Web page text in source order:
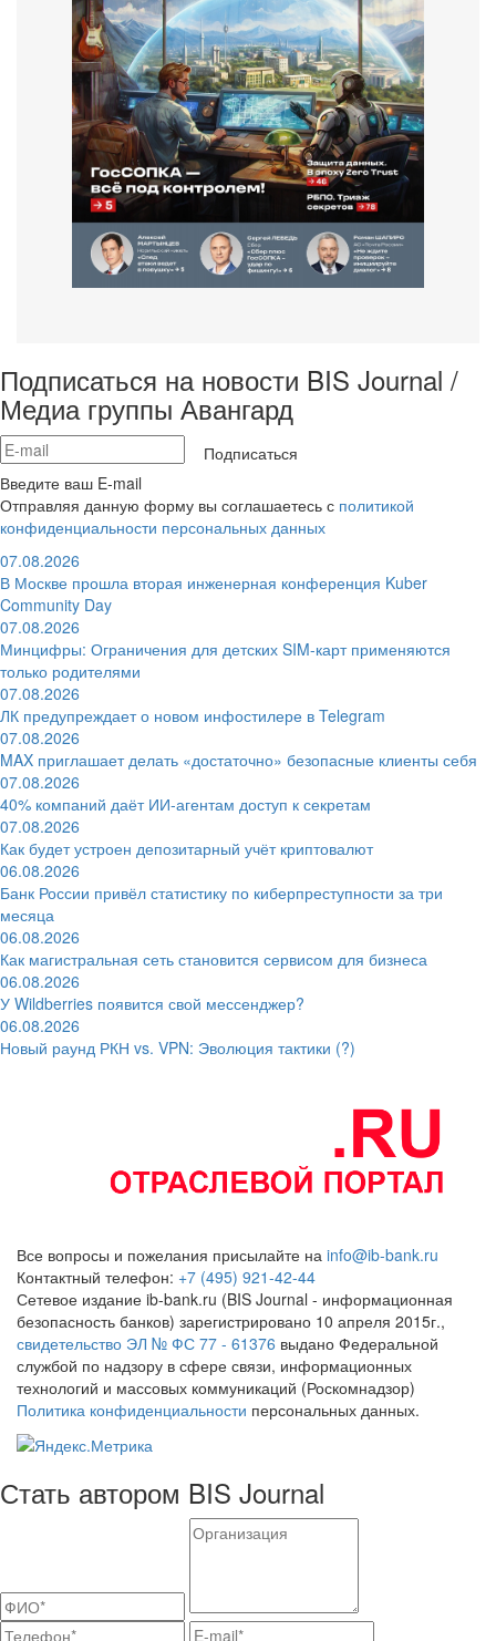
Подписаться на новости BIS Journal /
Медиа группы Авангард
Подписаться
Введите ваш E-mail
Отправляя данную форму вы соглашаетесь с политикой
конфиденциальности персональных данных
07.08.2026
В Москве прошла вторая инженерная конференция Kuber
Community Day
07.08.2026
Минцифры: Ограничения для детских SIM-карт применяются
только родителями
07.08.2026
ЛК предупреждает о новом инфостилере в Telegram
07.08.2026
MAX приглашает делать «достаточно» безопасные клиенты себя
07.08.2026
40% компаний даёт ИИ‑агентам доступ к секретам
07.08.2026
Как будет устроен депозитарный учёт криптовалют
06.08.2026
Банк России привёл статистику по киберпреступности за три
месяца
06.08.2026
Как магистральная сеть становится сервисом для бизнеса
06.08.2026
У Wildberries появится свой мессенджер?
06.08.2026
Новый раунд РКН vs. VPN: Эволюция тактики (?)
Все вопросы и пожелания присылайте на info@ib-bank.ru
Контактный телефон: +7 (495) 921-42-44
Сетевое издание ib-bank.ru (BIS Journal - информационная
безопасность банков) зарегистрировано 10 апреля 2015г.,
свидетельство ЭЛ № ФС 77 - 61376 выдано Федеральной
службой по надзору в сфере связи, информационных
технологий и массовых коммуникаций (Роскомнадзор)
Политика конфиденциальности персональных данных.
Стать автором BIS Journal